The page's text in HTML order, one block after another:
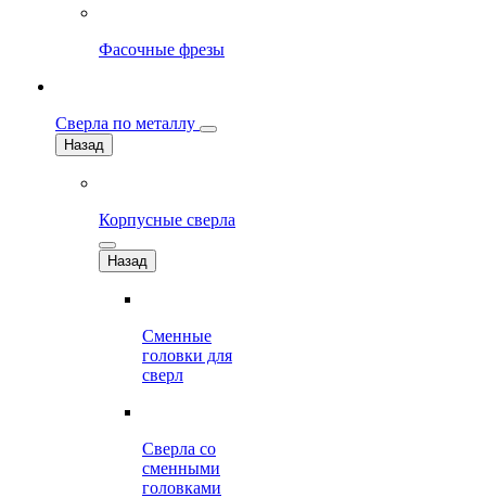
Фасочные фрезы
Сверла по металлу
Назад
Корпусные сверла
Назад
Сменные
головки для
сверл
Сверла со
сменными
головками